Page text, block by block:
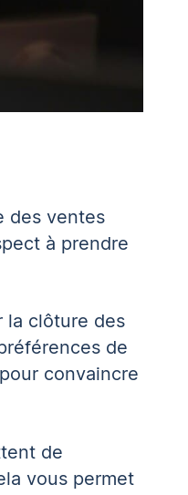
des ventes
à prendre
la clôture des
de
convaincre
de
vous permet